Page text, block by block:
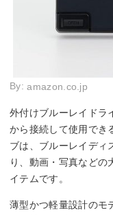
By:amazon.co.jp
外付けブルーレイドラ
から接続して使用でき
ブは、ブルーレイディ
り、動画・写真などの
イテムです。
薄型かつ軽量設計のモ